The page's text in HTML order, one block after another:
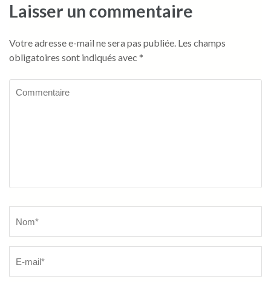
Laisser un commentaire
Votre adresse e-mail ne sera pas publiée. Les champs
obligatoires sont indiqués avec *